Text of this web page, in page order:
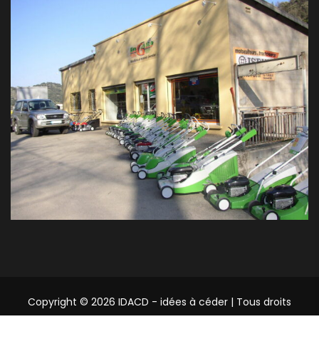
Copyright © 2026 IDACD - idées à céder | Tous droits
réservés.